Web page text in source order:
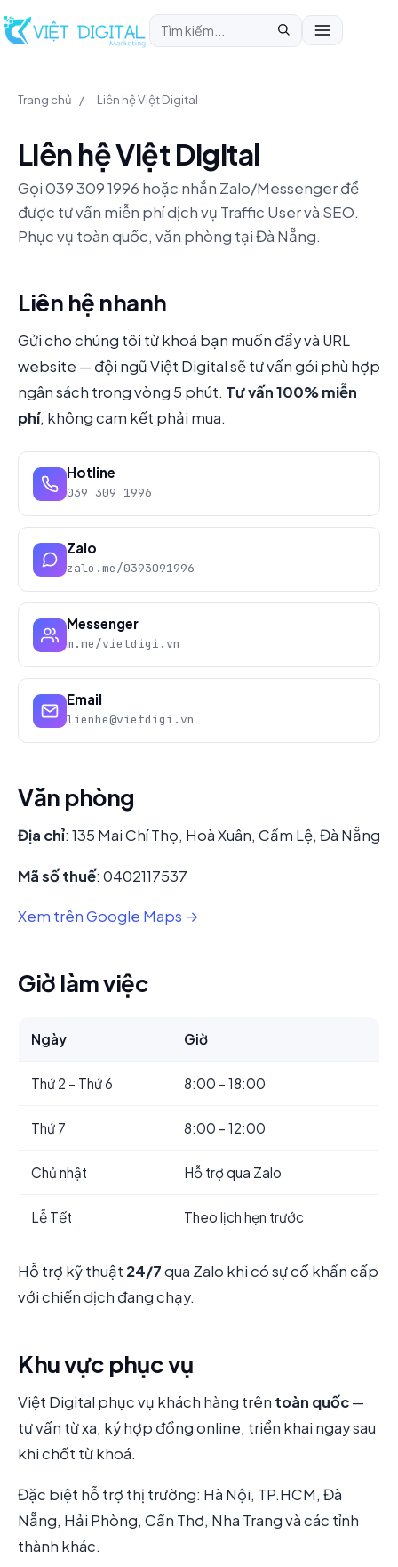
Trang chủ / Liên hệ Việt Digital
Liên hệ Việt Digital
Gọi 039 309 1996 hoặc nhắn Zalo/Messenger để
được tư vấn miễn phí dịch vụ Traffic User và SEO.
Phục vụ toàn quốc, văn phòng tại Đà Nẵng.
Liên hệ nhanh
Gửi cho chúng tôi từ khoá bạn muốn đẩy và URL
website — đội ngũ Việt Digital sẽ tư vấn gói phù hợp
ngân sách trong vòng 5 phút. Tư vấn 100% miễn
phí, không cam kết phải mua.
Hotline
039 309 1996
Zalo
zalo.me/0393091996
Messenger
m.me/vietdigi.vn
Email
lienhe@vietdigi.vn
Văn phòng
Địa chỉ: 135 Mai Chí Thọ, Hoà Xuân, Cẩm Lệ, Đà Nẵng
Mã số thuế: 0402117537
Xem trên Google Maps →
Giờ làm việc
Ngày Giờ
Thứ 2 – Thứ 6 8:00 – 18:00
Thứ 7 8:00 – 12:00
Chủ nhật Hỗ trợ qua Zalo
Lễ Tết Theo lịch hẹn trước
Hỗ trợ kỹ thuật 24/7qua Zalo khi có sự cố khẩn cấp
với chiến dịch đang chạy.
Khu vực phục vụ
Việt Digital phục vụ khách hàng trên toàn quốc—
tư vấn từ xa, ký hợp đồng online, triển khai ngay sau
khi chốt từ khoá.
Đặc biệt hỗ trợ thị trường: Hà Nội, TP.HCM, Đà
Nẵng, Hải Phòng, Cần Thơ, Nha Trang và các tỉnh
thành khác.